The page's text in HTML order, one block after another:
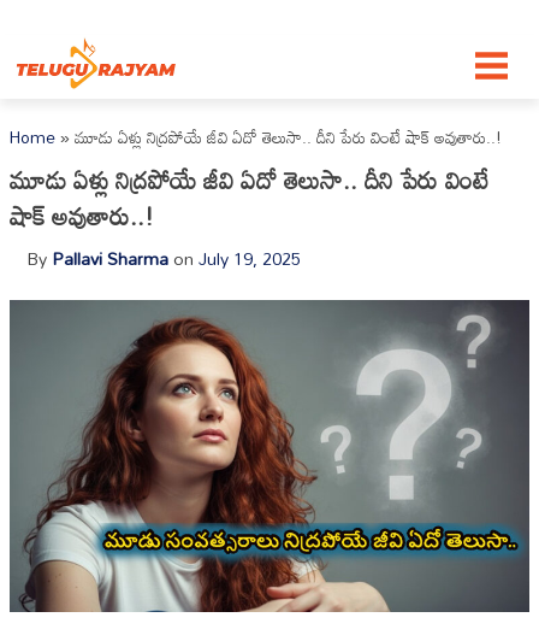
Home»మూడు ఏళ్లు నిద్రపోయే జీవి ఏదో తెలుసా.. దీని పేరు వింటే షాక్ అవుతారు..!
మూడు ఏళ్లు నిద్రపోయే జీవి ఏదో తెలుసా.. దీని పేరు వింటే
షాక్ అవుతారు..!
ByPallavi SharmaonJuly 19, 2025